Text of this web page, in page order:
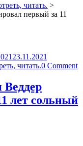
читать. >
первый за 11
23.11.2021
читать.0 Comment
Веддер
лет сольный